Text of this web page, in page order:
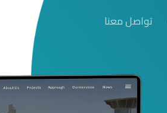
تواصل معنا